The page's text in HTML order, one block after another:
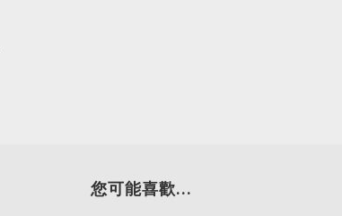
您可能喜歡...